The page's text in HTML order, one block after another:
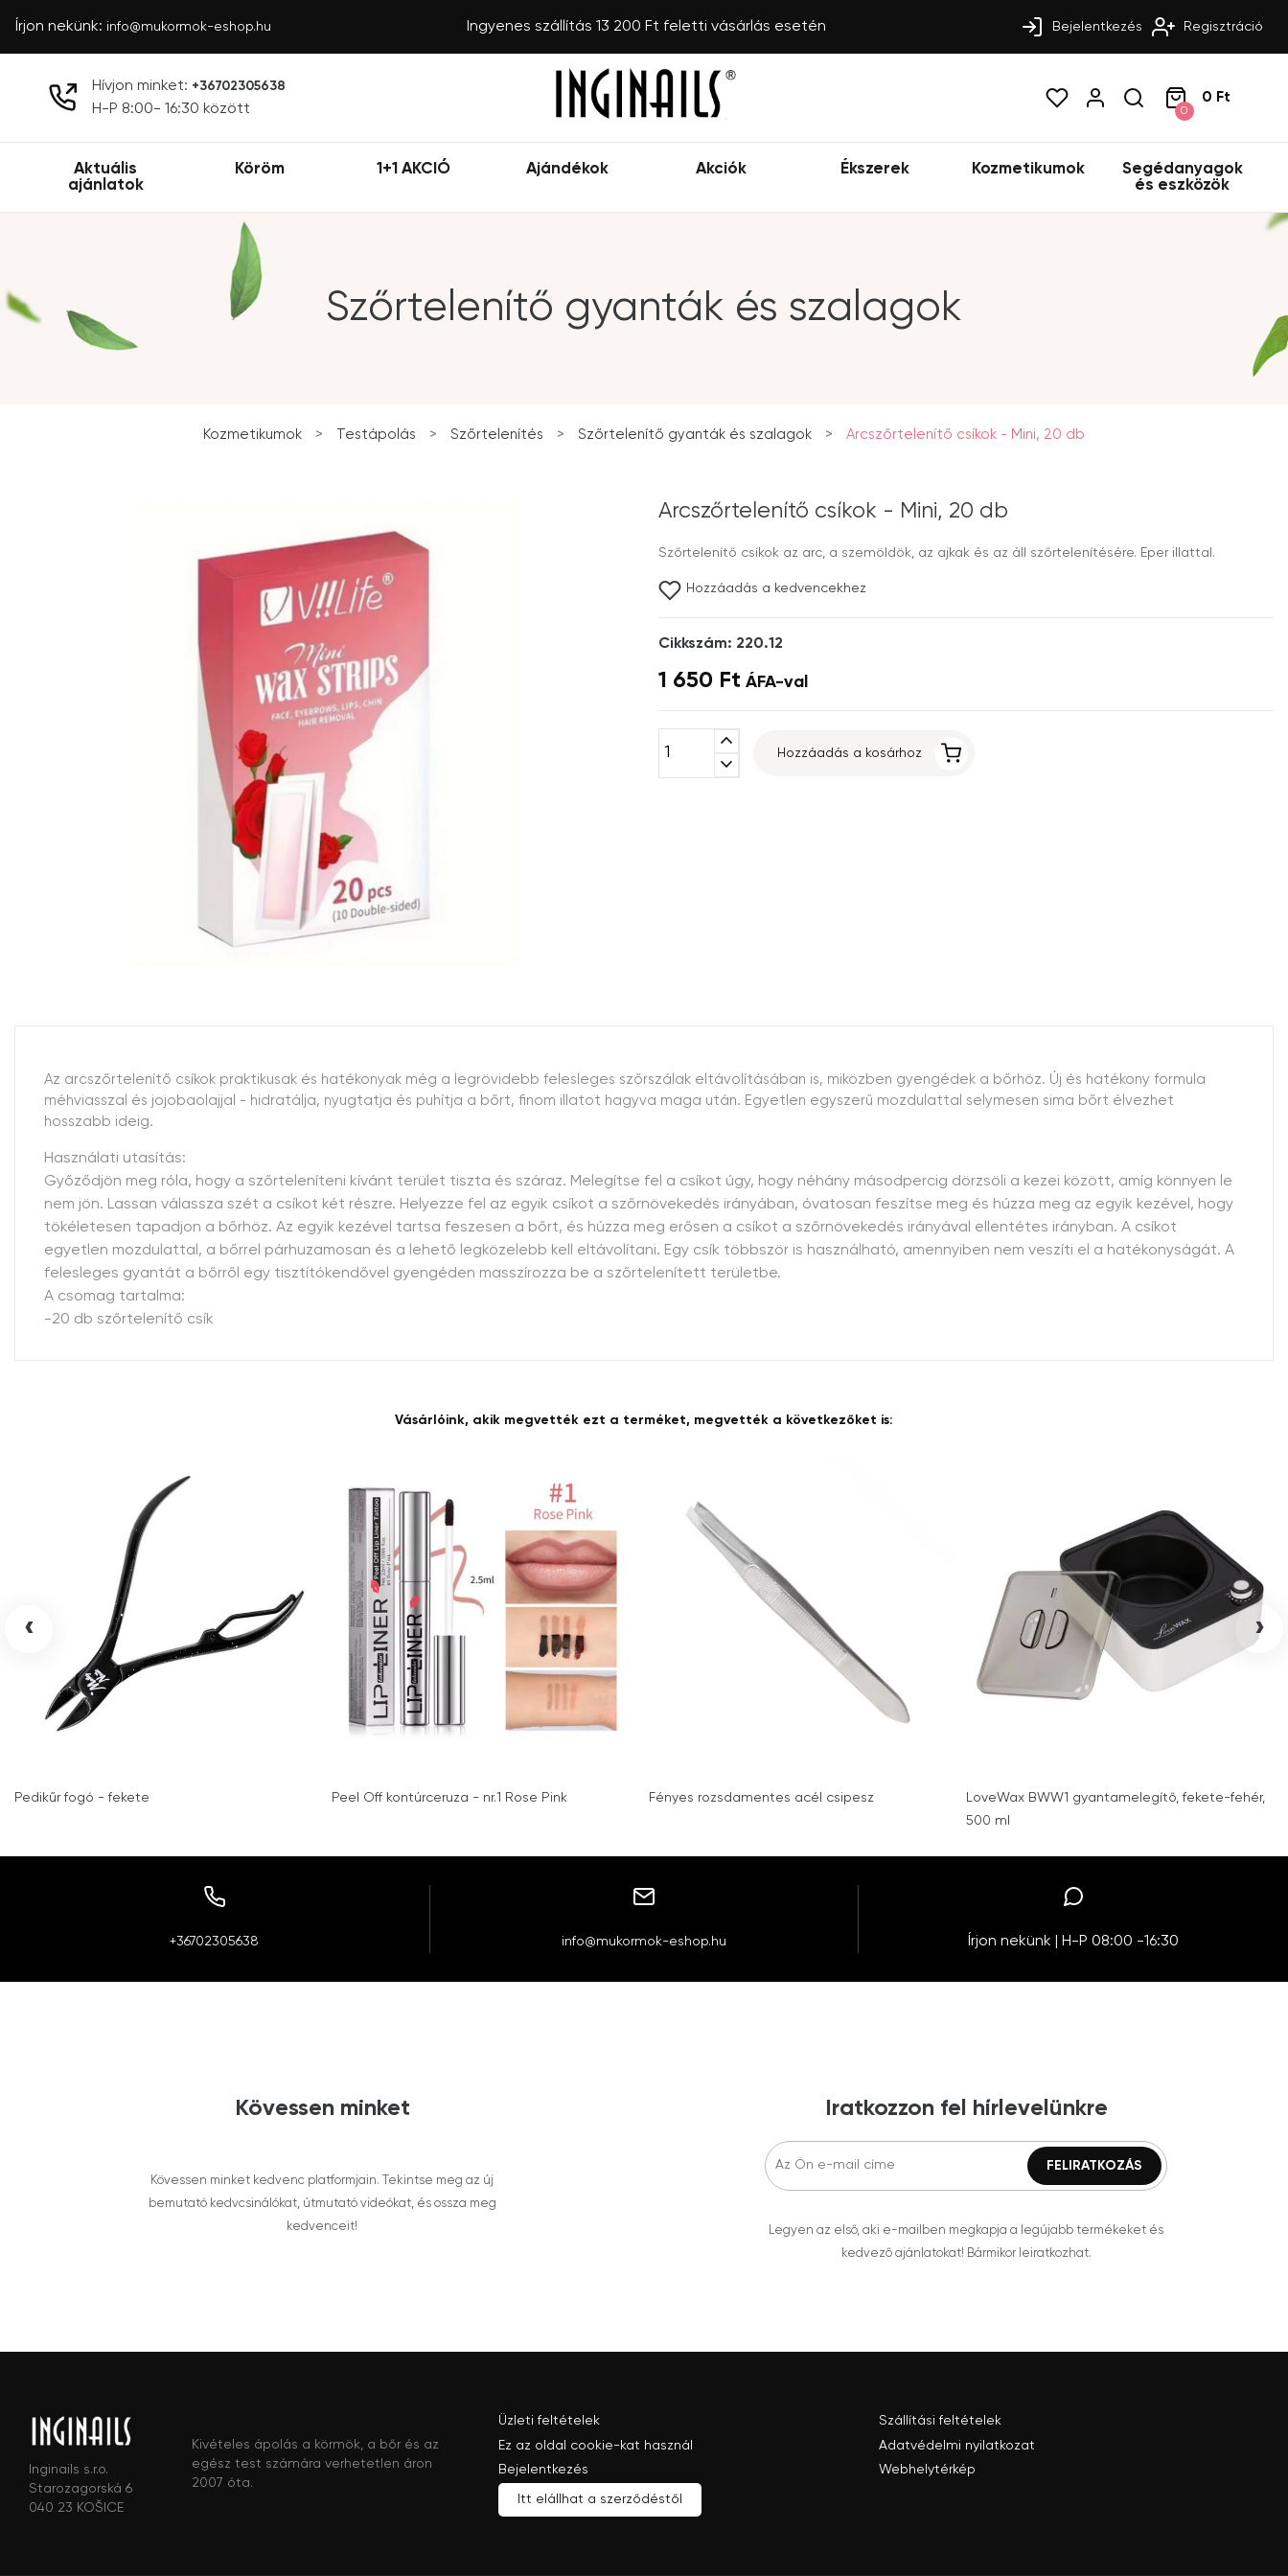
Írjon nekünk: info@mukormok-eshop.hu Ingyenes szállítás 13 200 Ft feletti vásárlás esetén Bejelentkezés Regisztráció
Hívjon minket: +36702305638
H-P 8:00- 16:30 között 0
0 Ft
Aktuális
ajánlatok
Köröm 1+1 AKCIÓ Ajándékok Akciók Ékszerek Kozmetikumok
Segédanyagok
és eszközök
Szőrtelenítő gyanták és szalagok
Kozmetikumok > Testápolás > Szőrtelenítés > Szőrtelenítő gyanták és szalagok > Arcszőrtelenítő csíkok - Mini, 20 db
Arcszőrtelenítő csíkok - Mini, 20 db
Szőrtelenítő csíkok az arc, a szemöldök, az ajkak és az áll szőrtelenítésére. Eper illattal.
Hozzáadás a kedvencekhez
Cikkszám: 220.12
1 650 Ft ÁFA-val
expand_less
expand_more
Hozzáadás a kosárhoz
Az arcszőrtelenítő csíkok praktikusak és hatékonyak még a legrövidebb felesleges szőrszálak eltávolításában is, miközben gyengédek a bőrhöz. Új és hatékony formula
méhviasszal és jojobaolajjal - hidratálja, nyugtatja és puhítja a bőrt, finom illatot hagyva maga után. Egyetlen egyszerű mozdulattal selymesen sima bőrt élvezhet
hosszabb ideig.
Használati utasítás:
Győződjön meg róla, hogy a szőrteleníteni kívánt terület tiszta és száraz. Melegítse fel a csíkot úgy, hogy néhány másodpercig dörzsöli a kezei között, amíg könnyen le
nem jön. Lassan válassza szét a csíkot két részre. Helyezze fel az egyik csíkot a szőrnövekedés irányában, óvatosan feszítse meg és húzza meg az egyik kezével, hogy
tökéletesen tapadjon a bőrhöz. Az egyik kezével tartsa feszesen a bőrt, és húzza meg erősen a csíkot a szőrnövekedés irányával ellentétes irányban. A csíkot
egyetlen mozdulattal, a bőrrel párhuzamosan és a lehető legközelebb kell eltávolítani. Egy csík többször is használható, amennyiben nem veszíti el a hatékonyságát. A
felesleges gyantát a bőrről egy tisztítókendővel gyengéden masszírozza be a szőrtelenített területbe.
A csomag tartalma:
-20 db szőrtelenítő csík
Vásárlóink, akik megvették ezt a terméket, megvették a következőket is:
Pedikűr fogó - fekete Peel Off kontúrceruza - nr.1 Rose Pink Fényes rozsdamentes acél csipesz
LoveWax BWW1 gyantamelegítő, fekete-fehér,
500 ml
‹ ›
+36702305638 info@mukormok-eshop.hu Írjon nekünk | H-P 08:00 -16:30
Kövessen minket
Kövessen minket kedvenc platformjain. Tekintse meg az új
bemutató kedvcsinálókat, útmutató videókat, és ossza meg
kedvenceit!
Iratkozzon fel hírlevelünkre
Legyen az első, aki e-mailben megkapja a legújabb termékeket és
kedvező ajánlatokat! Bármikor leiratkozhat.
Inginails s.r.o.
Starozagorská 6
040 23 KOŠICE
Kivételes ápolás a körmök, a bőr és az
egész test számára verhetetlen áron
2007 óta.
Üzleti feltételek
Szállítási feltételek
Ez az oldal cookie-kat használ
Adatvédelmi nyilatkozat
Bejelentkezés
Webhelytérkép
Itt elállhat a szerződéstől